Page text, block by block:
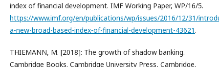
index of financial development. IMF Working Paper, WP/16/5.
https://www.imf.org/en/publications/wp/issues/2016/12/31/
a-new-broad-based-index-of-financial-development-43621.
THIEMANN, M. [2018]: The growth of shadow banking.
Cambridge Books. Cambridge University Press, Cambridge.